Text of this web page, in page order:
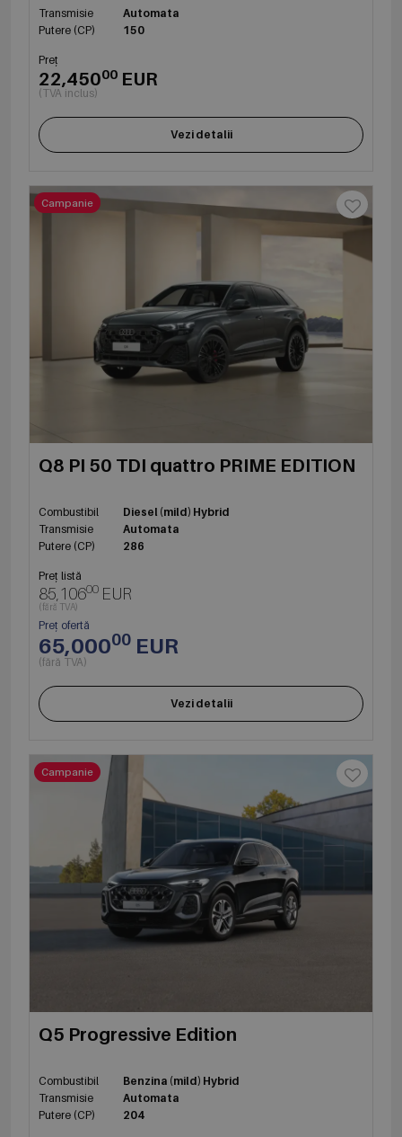
Transmisie
Automata
Putere (CP)
150
Preț
22,45000 EUR
(TVA inclus)
Vezi detalii
Campanie
Q8 PI 50 TDI quattro PRIME EDITION
Combustibil
Diesel (mild) Hybrid
Transmisie
Automata
Putere (CP)
286
Preț listă
85,10600 EUR
(fără TVA)
Preț ofertă
65,00000 EUR
(fără TVA)
Vezi detalii
Campanie
Q5 Progressive Edition
Combustibil
Benzina (mild) Hybrid
Transmisie
Automata
Putere (CP)
204